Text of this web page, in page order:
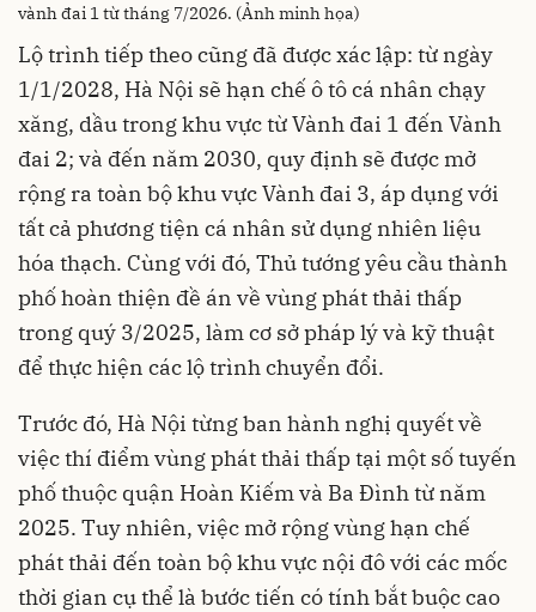
vành đai 1 từ tháng 7/2026. (Ảnh minh họa)
Lộ trình tiếp theo cũng đã được xác lập: từ ngày
1/1/2028, Hà Nội sẽ hạn chế ô tô cá nhân chạy
xăng, dầu trong khu vực từ Vành đai 1 đến Vành
đai 2; và đến năm 2030, quy định sẽ được mở
rộng ra toàn bộ khu vực Vành đai 3, áp dụng với
tất cả phương tiện cá nhân sử dụng nhiên liệu
hóa thạch. Cùng với đó, Thủ tướng yêu cầu thành
phố hoàn thiện đề án về vùng phát thải thấp
trong quý 3/2025, làm cơ sở pháp lý và kỹ thuật
để thực hiện các lộ trình chuyển đổi.
Trước đó, Hà Nội từng ban hành nghị quyết về
việc thí điểm vùng phát thải thấp tại một số tuyến
phố thuộc quận Hoàn Kiếm và Ba Đình từ năm
2025. Tuy nhiên, việc mở rộng vùng hạn chế
phát thải đến toàn bộ khu vực nội đô với các mốc
thời gian cụ thể là bước tiến có tính bắt buộc cao